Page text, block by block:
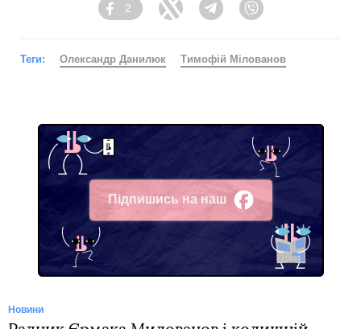
Facebook
2
Twitter TelegramViber
Теги: Олександр Данилюк Тимофій Мілованов
Підпишись на наш
Facebook
Новини